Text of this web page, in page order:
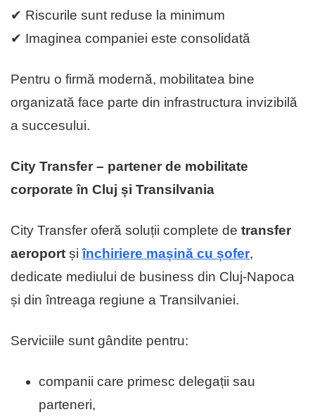
✔ Riscurile sunt reduse la minimum
✔ Imaginea companiei este consolidată
Pentru o firmă modernă, mobilitatea bine
organizată face parte din infrastructura invizibilă
a succesului.
City Transfer – partener de mobilitate
corporate în Cluj și Transilvania
City Transfer oferă soluții complete de transfer
aeroport șiînchiriere mașină cu șofer,
dedicate mediului de business din Cluj-Napoca
și din întreaga regiune a Transilvaniei.
Serviciile sunt gândite pentru:
companii care primesc delegații sau
parteneri,